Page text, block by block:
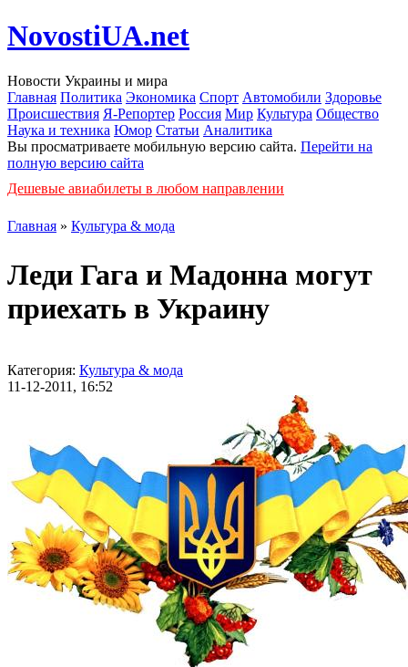
NovostiUA.net
Новости Украины и мира
Главная Политика Экономика Спорт Автомобили Здоровье
Происшествия Я-Репортер Россия Мир Культура Общество
Наука и техника Юмор Статьи Аналитика
Вы просматриваете мобильную версию сайта. Перейти на
полную версию сайта
Дешевые авиабилеты в любом направлении
Главная » Культура & мода
Леди Гага и Мадонна могут
приехать в Украину
Категория: Культура & мода
11-12-2011, 16:52